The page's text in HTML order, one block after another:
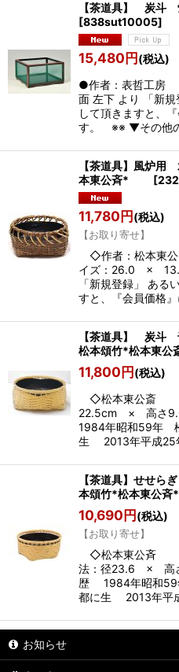
【茶道具】 炭
[838sut10005]
15,480円(税込)
●作者：表哲
面 左下 より 「新規
して頂きますと、
す。 ※※ ▼その他
【茶道具】
本東公斉*
[
11,780円(税込)
【お取り寄せ】
◇作者：松本
イズ：26.0 ×
「新規登録」 ある
すと、『会員価格
【茶道具】 炭
松本頌竹*松本東公
11,800円(税込)
◇松本東公
22.5cm × 高さ
1984年昭和59年
生 2013年平成
【茶道具】せせ
本頌竹*松本東公斉*
10,690円(税込)
【お取り寄せ】
◇松本東公
法：径23.6 × 高
歴 1984年昭和59
都に生 2013年平
お知らせ